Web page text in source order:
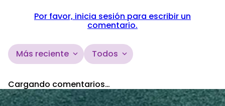
Por favor, inicia sesión para escribir un
comentario.
Más reciente Todos
Cargando comentarios…